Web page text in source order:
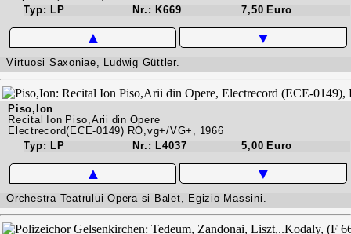
Typ: LP
Nr.: K669 7,50 Euro
▲ ▼
Virtuosi Saxoniae, Ludwig Güttler.
Piso,Ion
Recital Ion Piso,Arii din Opere
Electrecord(ECE-0149) RO,vg+/VG+, 1966
Typ: LP
Nr.: L4037 5,00 Euro
▲ ▼
Orchestra Teatrului Opera si Balet, Egizio Massini.